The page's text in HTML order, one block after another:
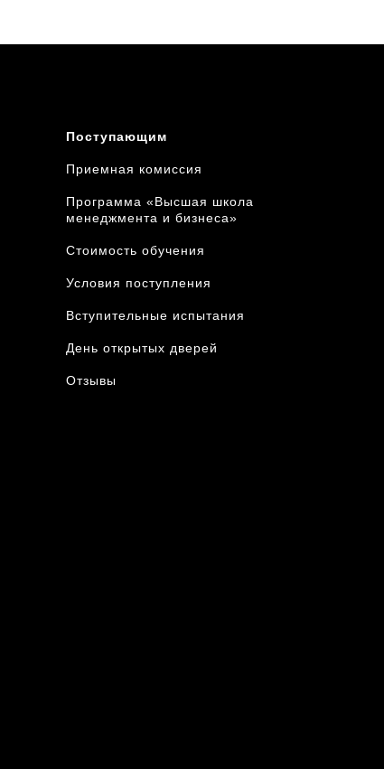
Поступающим
Приемная комиссия
Программа «Высшая школа
менеджмента и бизнеса»
Стоимость обучения
Условия поступления
Вступительные испытания
День открытых дверей
Отзывы